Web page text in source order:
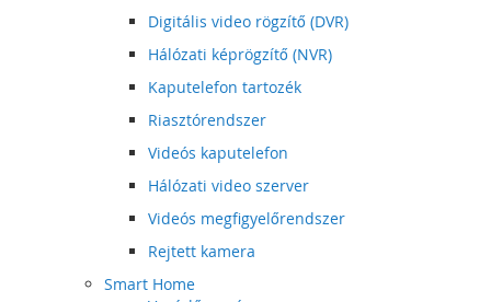
Digitális video rögzítő (DVR)
Hálózati képrögzítő (NVR)
Kaputelefon tartozék
Riasztórendszer
Videós kaputelefon
Hálózati video szerver
Videós megfigyelőrendszer
Rejtett kamera
Smart Home